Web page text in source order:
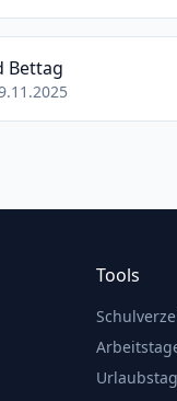
Bettag
Tools